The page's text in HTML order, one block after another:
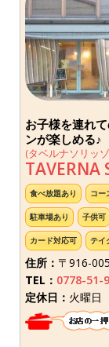
お子様を連れ
ンが楽しめる♪
(タベルナソリッ
TAVERNA
食べ放題あり コー
駐車場あり 子供可
カード対応可 テイ
住所： 〒916-
TEL： 0778-51-
定休日： 火曜日